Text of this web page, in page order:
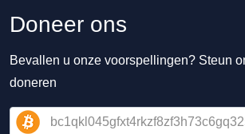
Doneer ons
Bevallen u onze voorspellingen? Steun
doneren